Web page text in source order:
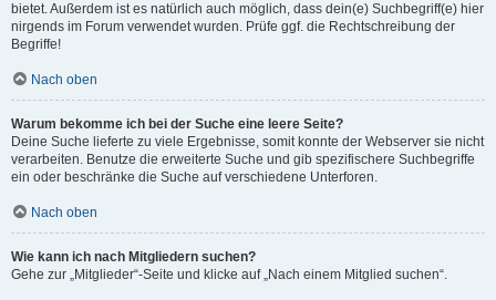
bietet. Außerdem ist es natürlich auch möglich, dass dein(e) Suchbegriff(e) hier
nirgends im Forum verwendet wurden. Prüfe ggf. die Rechtschreibung der
Begriffe!
Nach oben
Warum bekomme ich bei der Suche eine leere Seite?
Deine Suche lieferte zu viele Ergebnisse, somit konnte der Webserver sie nicht
verarbeiten. Benutze die erweiterte Suche und gib spezifischere Suchbegriffe
ein oder beschränke die Suche auf verschiedene Unterforen.
Nach oben
Wie kann ich nach Mitgliedern suchen?
Gehe zur „Mitglieder“-Seite und klicke auf „Nach einem Mitglied suchen“.